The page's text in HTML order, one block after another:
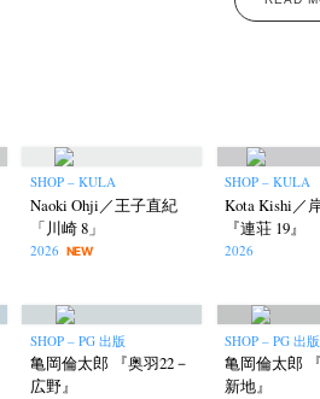
Workshop
Kazumichi Hashimoto Kazuyuki
press (14) Postwar and Shōwa-Era (8)
(60) Takuro Yoneda Tomonori
SHOP – KULA
Naoki Ohji／王子直紀
「川崎 8」
2026 NEW
SHOP – KULA
Kota Kishi／
『連荘 19』
2026
SHOP – PG 出版
亀岡倫太郎 『奥羽22－
広野』
SHOP – PG 出版
亀岡倫太郎
新地』